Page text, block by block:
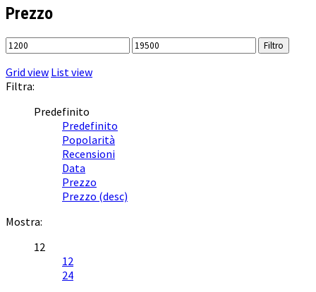
Prezzo
Filtro
Grid view List view
Filtra:
Predefinito
Predefinito
Popolarità
Recensioni
Data
Prezzo
Prezzo (desc)
Mostra:
12
12
24